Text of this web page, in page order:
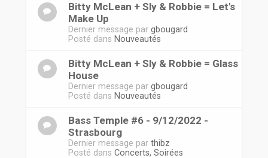
Bitty McLean + Sly & Robbie = Let's
Make Up
Dernier message par gbougard
Posté dans Nouveautés
Bitty McLean + Sly & Robbie = Glass
House
Dernier message par gbougard
Posté dans Nouveautés
Bass Temple #6 - 9/12/2022 -
Strasbourg
Dernier message par thibz
Posté dans Concerts, Soirées